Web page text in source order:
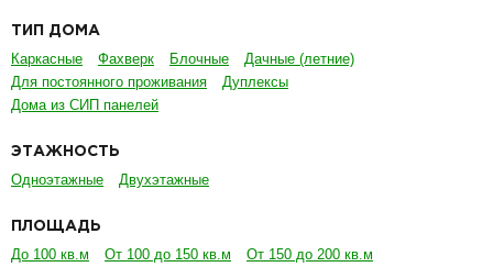
ТИП ДОМА
Каркасные Фахверк Блочные
Дачные (летние)
Для постоянного проживания
Дуплексы
Дома из СИП панелей
ЭТАЖНОСТЬ
Одноэтажные Двухэтажные
ПЛОЩАДЬ
До 100 кв.м От 100 до 150 кв.м
От 150 до 200 кв.м